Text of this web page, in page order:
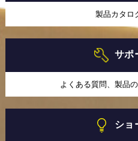
製品カタロ
サポ
よくある質問、製品
ショ